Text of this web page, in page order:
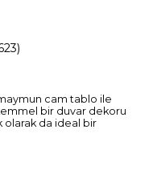
cam tablo ile
bir duvar dekoru
olarak da ideal bir